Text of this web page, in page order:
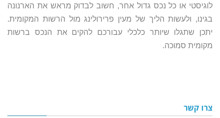
לוגיסטי או כל נכס גדול אחר, חשוב לבדוק מראש את הארנונה
בגינו, ולעשות הליך של מעין פרירולינג מול הרשות המקומית.
יתכן שתגלו שיותר כלכלי עבורכם להקים את הנכס ברשות
מקומית סמוכה.
צרו קשר